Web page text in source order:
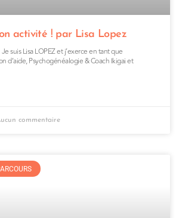
activité ! par Lisa Lopez
suis Lisa LOPEZ et j’exerce en tant que
d’aide, Psychogénéalogie & Coach Ikigai et
commentaire